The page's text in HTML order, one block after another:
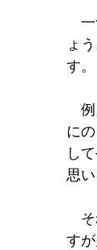
一
ょ
す。
例
に
し
思い
そ
す